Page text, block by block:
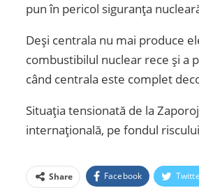
pun în pericol siguranța
Deși centrala nu mai produce
combustibilul nuclear rece și a
când centrala este complet
Situația tensionată de la
internațională, pe fondul
Share Facebook